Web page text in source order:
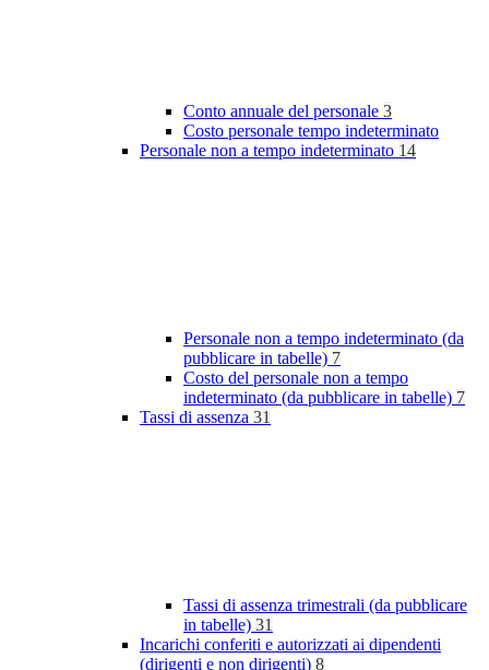
Conto annuale del personale 3
Costo personale tempo indeterminato
Personale non a tempo indeterminato 14
Personale non a tempo indeterminato (da
pubblicare in tabelle) 7
Costo del personale non a tempo
indeterminato (da pubblicare in tabelle) 7
Tassi di assenza 31
Tassi di assenza trimestrali (da pubblicare
in tabelle) 31
Incarichi conferiti e autorizzati ai dipendenti
(dirigenti e non dirigenti) 8